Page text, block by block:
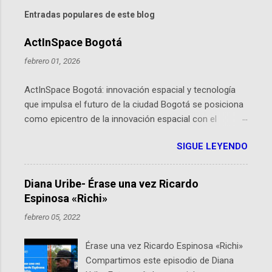
Entradas populares de este blog
ActInSpace Bogotá
febrero 01, 2026
ActInSpace Bogotá: innovación espacial y tecnología
que impulsa el futuro de la ciudad Bogotá se posiciona
como epicentro de la innovación espacial con el
hackathon global que convierte tecnologías de la
Agencia Espacial Europea en soluciones prácticas para
la vida cotidiana. Este evento, organizado por el
Planetario de Bogotá del Idartes y la Universidad de los
Andes, reúne a expertos como el presidente de Airbus
Colombia y líderes del sector aeroespacial para inspirar
por qué importa en Bogotá ActInSpace es una
competencia mundial que opera en más de 60
SIGUE LEYENDO
Diana Uribe- Érase una vez Ricardo
Espinosa «Richi»
febrero 05, 2022
Érase una vez Ricardo Espinosa «Richi»
Compartimos este episodio de Diana